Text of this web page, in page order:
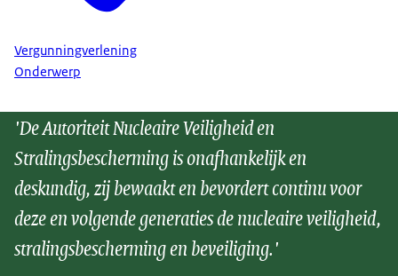
Vergunningverlening
Onderwerp
'De Autoriteit Nucleaire Veiligheid en
Stralingsbescherming is onafhankelijk en
deskundig, zij bewaakt en bevordert continu voor
deze en volgende generaties de nucleaire veiligheid,
stralingsbescherming en beveiliging.'